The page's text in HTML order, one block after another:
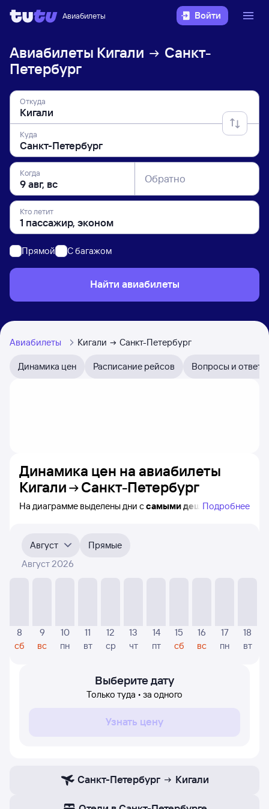
Авиабилеты Войти
Авиабилеты Кигали
Санкт-
Петербург
Откуда
Куда
Когда Обратно
Кто летит
Прямой C багажом
Найти авиабилеты
Авиабилеты Кигали Санкт-Петербург
Динамика цен Расписание рейсов Вопросы и ответы
Динамика цен на авиабилеты
Кигали
Санкт-Петербург
На диаграмме выделены дни ссамыми дешёвыми
4-5 месяца. Выберите дату, перейдите по клику
к поиску авиабилетов и просмотру
Если никто не искал авиабилетов по маршруту
Кигали — Санкт-Петербург, то цены могут
отсутствовать частично или полностью. В этом случае
Подробнее
Август
Прямые
Август 2026
8
сб
9
вс
10
пн
11
вт
12
ср
13
чт
14
пт
15
сб
16
вс
17
пн
18
вт
Выберите дату
Только туда • за одного
Узнать цену
Санкт-Петербург Кигали